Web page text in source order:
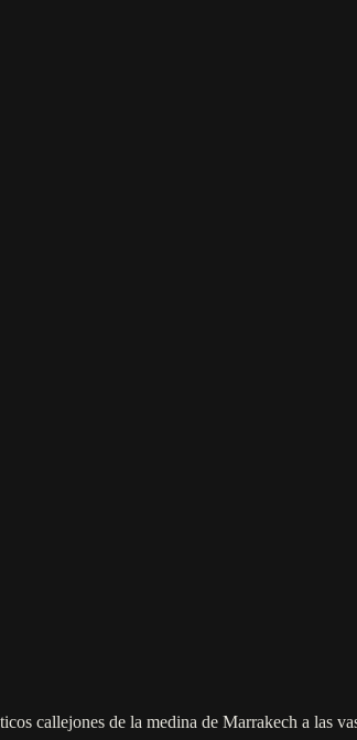
callejones de la medina de Marrakech a las